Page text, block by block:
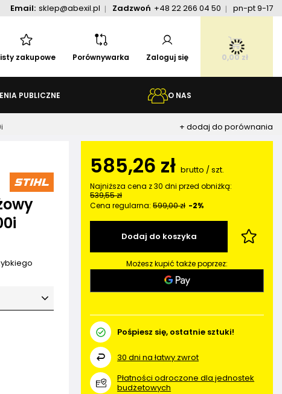
Email: sklep@abexil.pl Zadzwoń +48 22 266 04 50 pn-pt 9-17
zakupowe Porównywarka Zaloguj się 0,00 zł
PUBLICZNE O NAS
+ dodaj do porównania
585,26 zł brutto /szt.
Najniższa cena z 30 dni przed obniżką:
539,55 zł
Cena regularna:599,00 zł -2%
Dodaj do koszyka
Możesz kupić także poprzez:
Pośpiesz się, ostatnie sztuki!
30 dni na łatwy zwrot
Płatności odroczone dla jednostek
budżetowych